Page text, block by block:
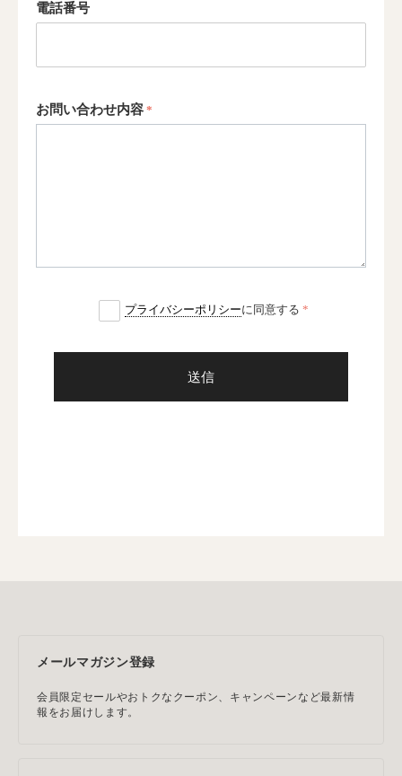
電話番号
お問い合わせ内容
プライバシーポリシーに同意する
送信
メールマガジン登録
会員限定セールやおトクなクーポン、キャンペーンなど最新情
報をお届けします。